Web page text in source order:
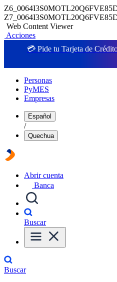
Web Content Viewer
Acciones
💳 Pide tu Tarjeta de
Personas
PyMES
Empresas
Español
/
Quechua
Abrir cuenta
Banca
Buscar
Buscar